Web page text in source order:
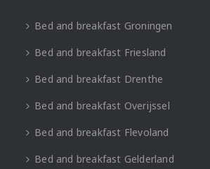
Bed and breakfast Groningen
Bed and breakfast Friesland
Bed and breakfast Drenthe
Bed and breakfast Overijssel
Bed and breakfast Flevoland
Bed and breakfast Gelderland